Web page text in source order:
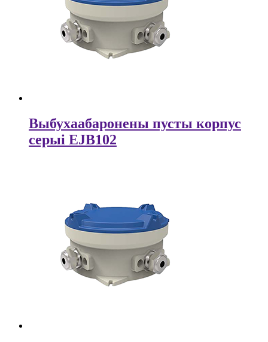
Выбухаабаронены пусты корпус
серыі EJB102